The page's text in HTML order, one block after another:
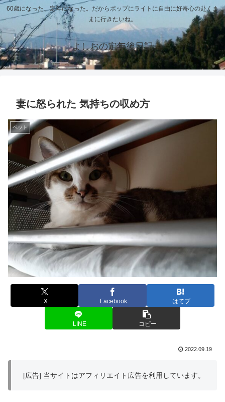
60歳になった、定年になった。だからポップにライトに自由に好奇心の赴くま
まに行きたいね。
よしおの定年後日記
妻に怒られた 気持ちの収め方
ペット
X Facebook はてブ
LINE コピー
2022.09.19
[広告] 当サイトはアフィリエイト広告を利用しています。